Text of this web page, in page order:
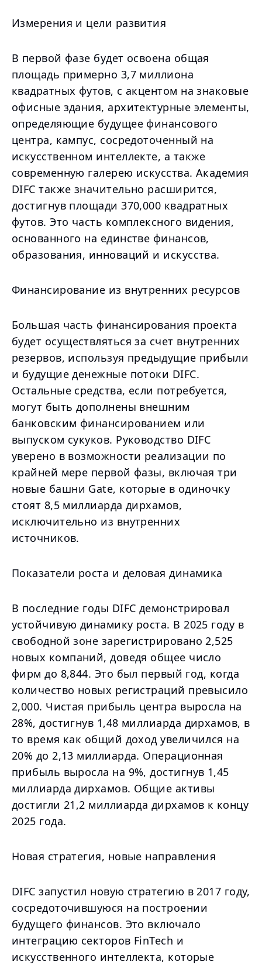
Измерения и цели развития
В первой фазе будет освоена общая
площадь примерно 3,7 миллиона
квадратных футов, с акцентом на знаковые
офисные здания, архитектурные элементы,
определяющие будущее финансового
центра, кампус, сосредоточенный на
искусственном интеллекте, а также
современную галерею искусства. Академия
DIFC также значительно расширится,
достигнув площади 370,000 квадратных
футов. Это часть комплексного видения,
основанного на единстве финансов,
образования, инноваций и искусства.
Финансирование из внутренних ресурсов
Большая часть финансирования проекта
будет осуществляться за счет внутренних
резервов, используя предыдущие прибыли
и будущие денежные потоки DIFC.
Остальные средства, если потребуется,
могут быть дополнены внешним
банковским финансированием или
выпуском сукуков. Руководство DIFC
уверено в возможности реализации по
крайней мере первой фазы, включая три
новые башни Gate, которые в одиночку
стоят 8,5 миллиарда дирхамов,
исключительно из внутренних
источников.
Показатели роста и деловая динамика
В последние годы DIFC демонстрировал
устойчивую динамику роста. В 2025 году в
свободной зоне зарегистрировано 2,525
новых компаний, доведя общее число
фирм до 8,844. Это был первый год, когда
количество новых регистраций превысило
2,000. Чистая прибыль центра выросла на
28%, достигнув 1,48 миллиарда дирхамов, в
то время как общий доход увеличился на
20% до 2,13 миллиарда. Операционная
прибыль выросла на 9%, достигнув 1,45
миллиарда дирхамов. Общие активы
достигли 21,2 миллиарда дирхамов к концу
2025 года.
Новая стратегия, новые направления
DIFC запустил новую стратегию в 2017 году,
сосредоточившуюся на построении
будущего финансов. Это включало
интеграцию секторов FinTech и
искусственного интеллекта, которые